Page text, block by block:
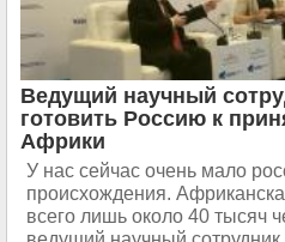
Ведущий научный
готовить Россию к
Африки
У нас сейчас очень мало
происхождения.
всего лишь около 40 тысяч